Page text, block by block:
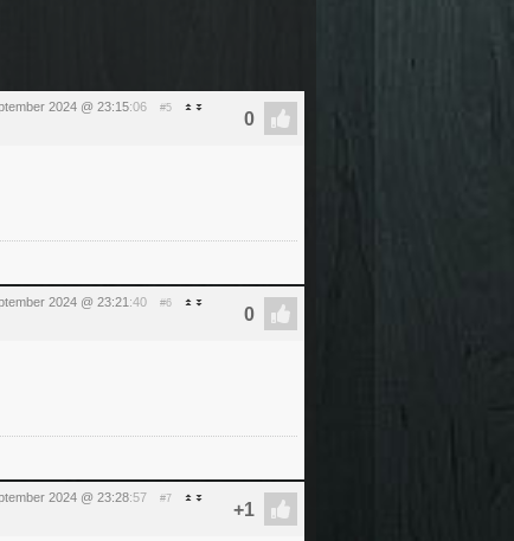
2024 @ 23:15:06 #5
2024 @ 23:21 :40 #6
2024 @ 23:28:57 #7